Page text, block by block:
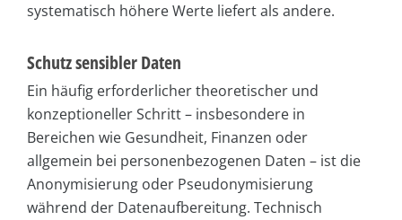
systematisch höhere Werte liefert als andere.
Schutz sensibler Daten
Ein häufig erforderlicher theoretischer und
konzeptioneller Schritt – insbesondere in
Bereichen wie Gesundheit, Finanzen oder
allgemein bei personenbezogenen Daten – ist die
Anonymisierung oder Pseudonymisierung
während der Datenaufbereitung. Technisch